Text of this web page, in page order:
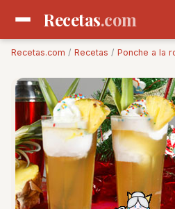
Recetas.com
Recetas.com / Recetas / Ponche a la